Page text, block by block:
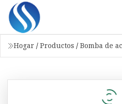
Hogar / Productos / Bomba de